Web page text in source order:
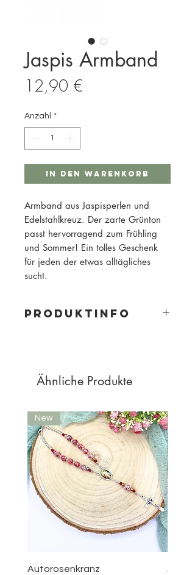
Jaspis Armband
12,90 €
Anzahl *
In den Warenkorb
Armband aus Jaspisperlen und
Edelstahlkreuz. Der zarte Grünton
passt hervorragend zum Frühling
und Sommer! Ein tolles Geschenk
für jeden der etwas alltägliches
sucht.
PRODUKTINFO
Perlenfarbe: helles grün, und leichte
Sandtöne (Halbedelstein)
Ähnliche Produkte
New
Autorosenkranz